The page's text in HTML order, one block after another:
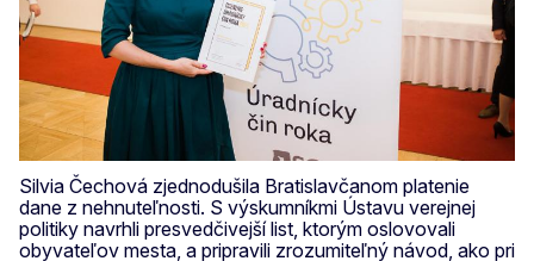
Silvia Čechová zjednodušila Bratislavčanom platenie
dane z nehnuteľnosti. S výskumníkmi Ústavu verejnej
politiky navrhli presvedčivejší list, ktorým oslovovali
obyvateľov mesta, a pripravili zrozumiteľný návod, ako pri